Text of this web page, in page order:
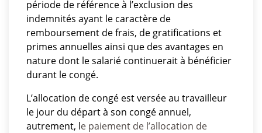
période de référence à l’exclusion des
indemnités ayant le caractère de
remboursement de frais, de gratifications et
primes annuelles ainsi que des avantages en
nature dont le salarié continuerait à bénéficier
durant le congé.
L’allocation de congé est versée au travailleur
le jour du départ à son congé annuel,
autrement, le paiement de l’allocation de